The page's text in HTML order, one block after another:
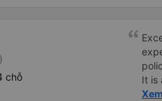
chỗ
It is
Wi-